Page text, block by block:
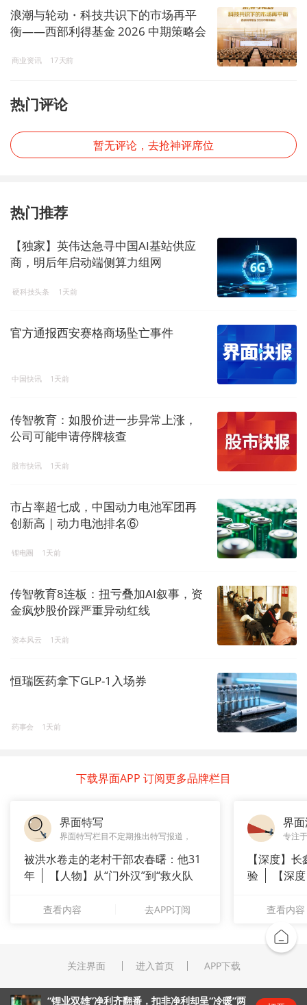
浪潮与轮动・科技共识下的市场再平
衡——西部利得基金 2026 中期策略会
商业资讯 17天前
热门评论
暂无评论，去抢神评席位
热门推荐
【独家】英伟达急寻中国AI基站供应
商，明后年启动端侧算力组网
硬科技头条 1天前
官方通报西安赛格商场坠亡事件
中国快讯 1天前
传智教育：如股价进一步异常上涨，
公司可能申请停牌核查
股市快讯 1天前
市占率超七成，中国动力电池军团再
创新高 | 动力电池排名⑥
锂电圈 1天前
传智教育8连板：扭亏叠加AI叙事，资
金疯炒股价踩严重异动红线
资本风云 1天前
恒瑞医药拿下GLP-1入场券
药事会 1天前
下载界面APP 订阅更多品牌栏目
界面特写
界面特写栏目不定期推出特写报道，
被洪水卷走的老村干部农春曙：他31
年
【人物】从“门外汉”到“救火队
查看内容 去APP订阅
界
专注
【深度】
验
【深
查看内容
关注界面 进入首页 APP下载
“锂业双雄”净利齐翻番，扣非净利却呈“冷暖”两